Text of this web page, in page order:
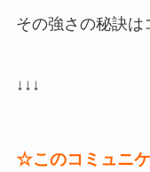
その強さの秘訣は
↓↓↓
☆このコミュニ